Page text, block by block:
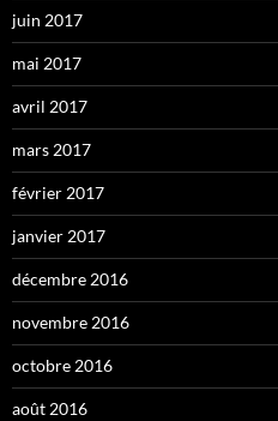
juin 2017
mai 2017
avril 2017
mars 2017
février 2017
janvier 2017
décembre 2016
novembre 2016
octobre 2016
août 2016